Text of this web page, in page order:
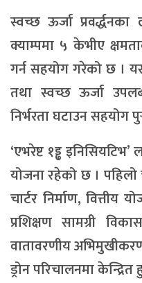
स्वच्छ ऊर्जा
क्याम्पमा ५ केभीए
गर्न सहयोग गरेको छ ।
तथा स्वच्छ ऊर्जा
निर्भरता घटाउन सहयोग
‘एभरेष्ट १ड्ढ
योजना रहेको छ ।
चार्टर निर्माण,
प्रशिक्षण सामग्री
वातावरणीय अभिमुखीकरण
ड्रोन परिचालनमा केन्द्रित